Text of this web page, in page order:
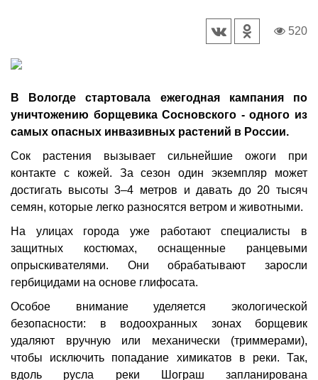
520
В Вологде стартовала ежегодная кампания по
уничтожению борщевика Сосновского - одного из
самых опасных инвазивных растений в России.
Сок растения вызывает сильнейшие ожоги при
контакте с кожей. За сезон один экземпляр может
достигать высоты 3–4 метров и давать до 20 тысяч
семян, которые легко разносятся ветром и животными.
На улицах города уже работают специалисты в
защитных костюмах, оснащенные ранцевыми
опрыскивателями. Они обрабатывают заросли
гербицидами на основе глифосата.
Особое внимание уделяется экологической
безопасности: в водоохранных зонах борщевик
удаляют вручную или механически (триммерами),
чтобы исключить попадание химикатов в реки. Так,
вдоль русла реки Шограш запланирована